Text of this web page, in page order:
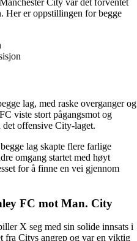
Her er oppstillingen for begge
lag, med raske overganger og
viste stort pågangsmot og
offensive City-laget.
lag skapte flere farlige
omgang startet med høyt
for å finne en vei gjennom
FC mot Man. City
X seg med sin solide innsats i
fra Citys angrep og var en viktig